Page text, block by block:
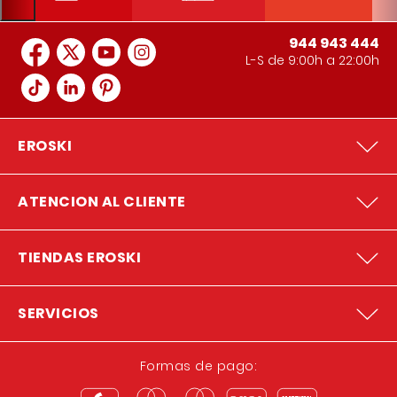
944 943 444
L-S de 9:00h a 22:00h
EROSKI
ATENCION AL CLIENTE
TIENDAS EROSKI
SERVICIOS
Formas de pago: